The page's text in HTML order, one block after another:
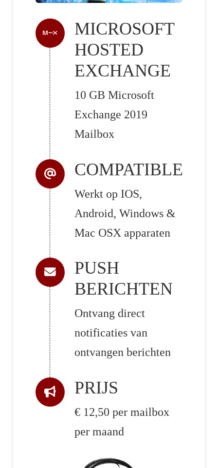
MICROSOFT
HOSTED
EXCHANGE
10 GB Microsoft
Exchange 2019
Mailbox
COMPATIBLE
Werkt op IOS,
Android, Windows &
Mac OSX apparaten
PUSH
BERICHTEN
Ontvang direct
notificaties van
ontvangen berichten
PRIJS
€ 12,50 per mailbox
per maand